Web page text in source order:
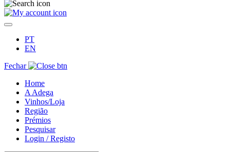
PT
EN
Fechar
Home
A Adega
Vinhos/Loja
Região
Prémios
Pesquisar
Login / Registo